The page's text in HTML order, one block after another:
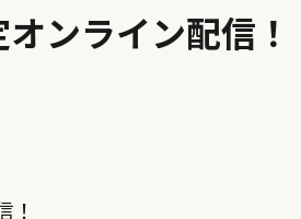
ンライン配信！
！